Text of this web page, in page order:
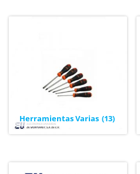
Herramientas Varias (13)